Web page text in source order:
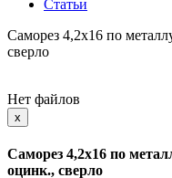
Статьи
Саморез 4,2х16 по
сверло
Нет файлов
x
Саморез 4,2х16 по
оцинк., сверло